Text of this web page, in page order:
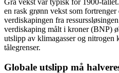
Grå vekst var typisk for 1900-
en rask grønn vekst som
verdiskapingen fra
verdiskaping målt i kroner (BNP)
utslipp av klimagasser og nitrogen
tålegrenser.
Globale utslipp må